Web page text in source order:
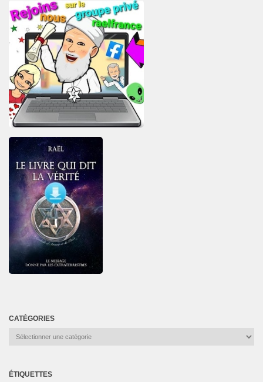
CATÉGORIES
Catégories
ÉTIQUETTES